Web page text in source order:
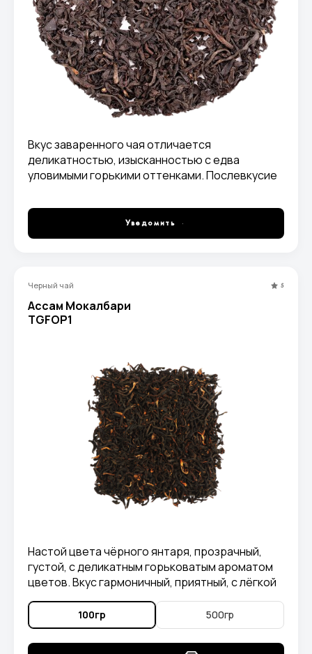
Вкус заваренного чая отличается
деликатностью, изысканностью с едва
уловимыми горькими оттенками. Послевкусие
Уведомить
Черный чай 5
Ассам Мокалбари
TGFOP1
Настой цвета чёрного янтаря, прозрачный,
густой, с деликатным горьковатым ароматом
цветов. Вкус гармоничный, приятный, с лёгкой
горчинкой и нежной фруктовой терпкой нотой
в послевкусии.
100гр 500гр